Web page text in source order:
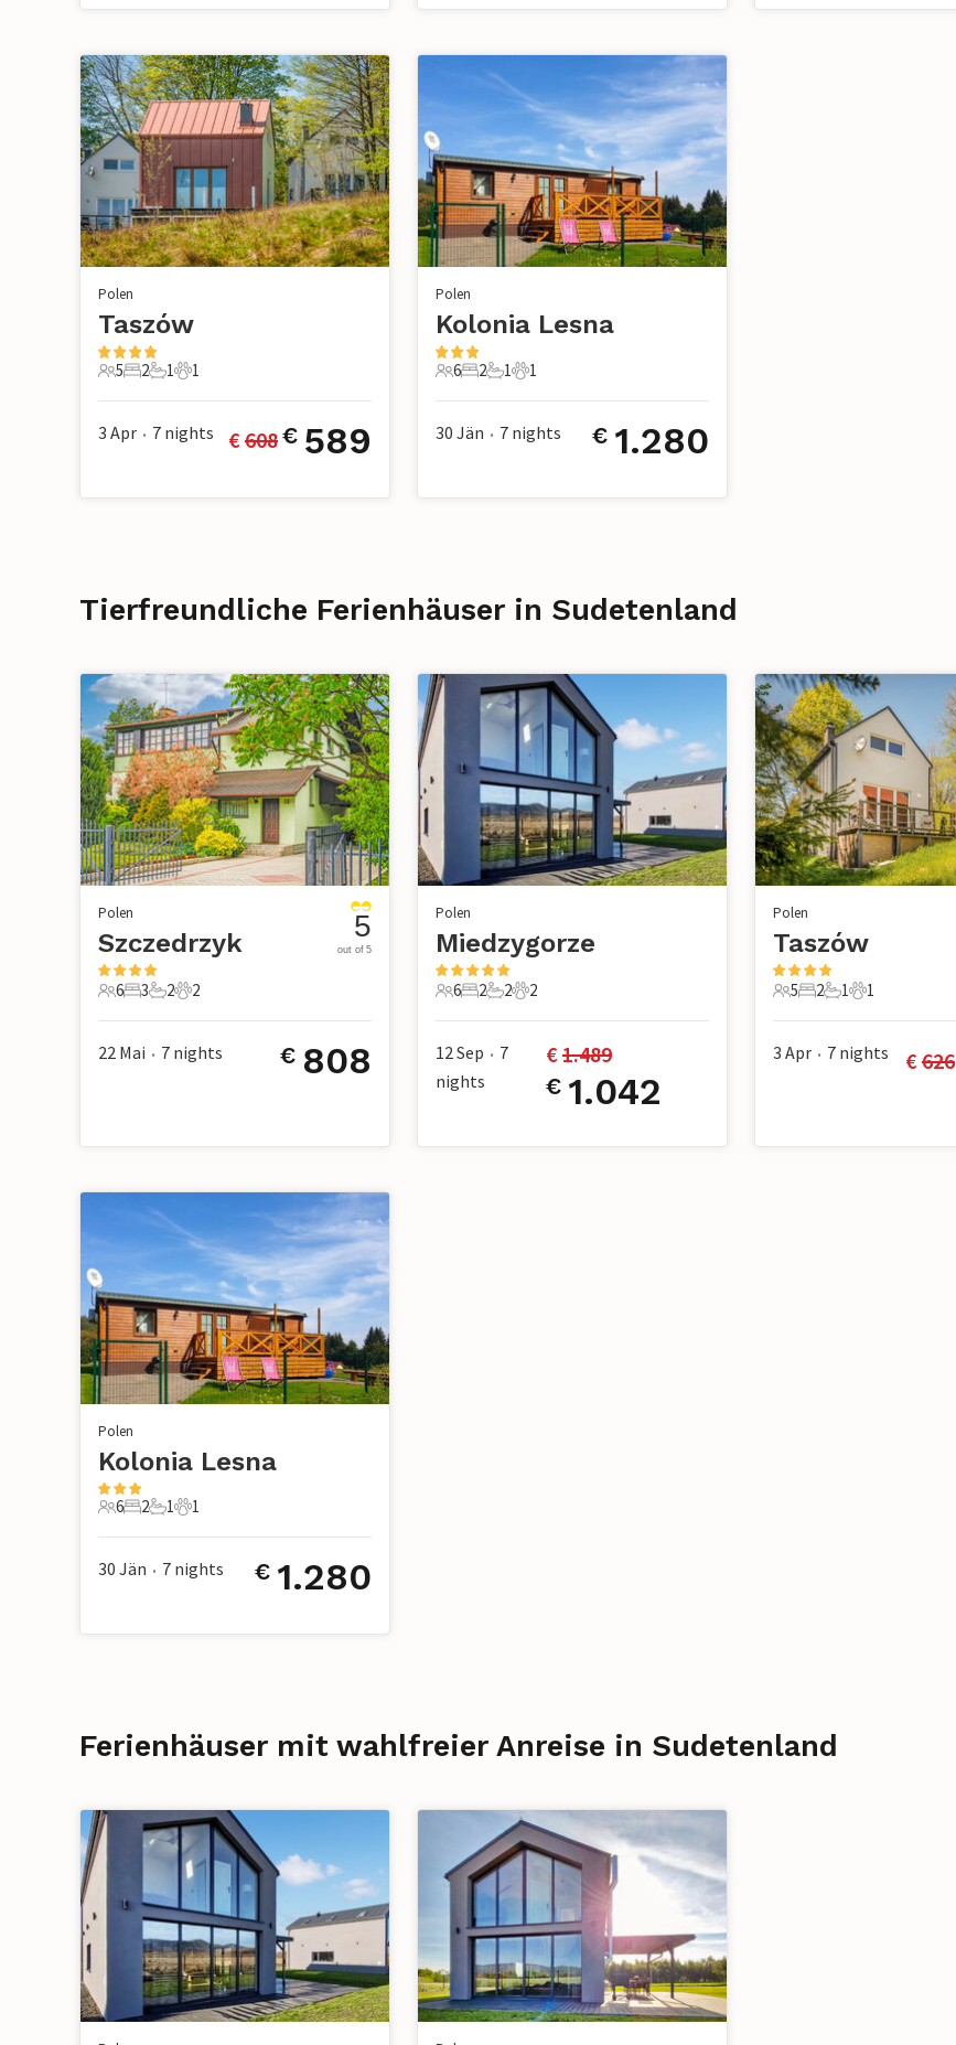
Polen
Taszów
5 Gäste
5
2 Schlafzimmer
2
1 Badezimmer
1
1 Haustier
1
3 Apr • 7 nights € 608€ 589
Polen
Kolonia Lesna
6 Gäste
6
2 Schlafzimmer
2
1 Badezimmer
1
1 Haustier
1
30 Jän • 7 nights € 1.280
Tierfreundliche Ferienhäuser in Sudetenland
Polen
Szczedrzyk
6 Gäste
6
3 Schlafzimmer
3
2 Badezimmer
2
2 Haustiere
2
5
out of 5
22 Mai • 7 nights € 808
Polen
Miedzygorze
6 Gäste
6
2 Schlafzimmer
2
2 Badezimmer
2
2 Haustiere
2
12 Sep • 7
nights
€ 1.489
€ 1.042
Polen
Taszów
5 Gäste
5
2 Schlafzimmer
2
1 Badezimmer
1
1 Haustier
1
3 Apr • 7 nights € 626
Polen
Kolonia Lesna
6 Gäste
6
2 Schlafzimmer
2
1 Badezimmer
1
1 Haustier
1
30 Jän • 7 nights € 1.280
Ferienhäuser mit wahlfreier Anreise in Sudetenland